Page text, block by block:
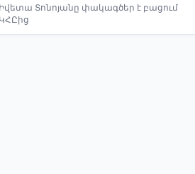
Իվետա Տոնոյանը փակագծեր է բացում
ԿՀԸից